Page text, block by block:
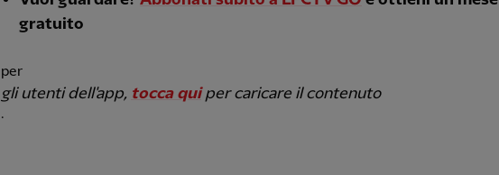
gratuito
per
gli utenti dell'app, tocca qui per caricare il contenuto
.